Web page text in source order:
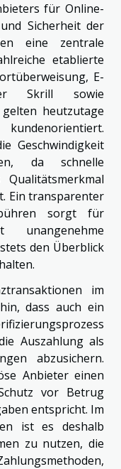
für Online-
Sicherheit der
eine zentrale
etablierte
E-
Skrill sowie
heutzutage
Geschwindigkeit
da schnelle
Ein transparenter
sorgt für
den Überblick
im
dass auch ein
Auszahlung als
abzusichern.
Anbieter einen
vor Betrug
entspricht. Im
ist es deshalb
zu nutzen, die